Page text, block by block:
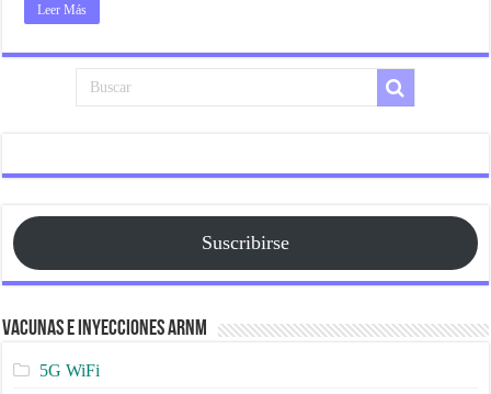
Leer Más
Suscribirse
Vacunas e Inyecciones ARNm
5G WiFi